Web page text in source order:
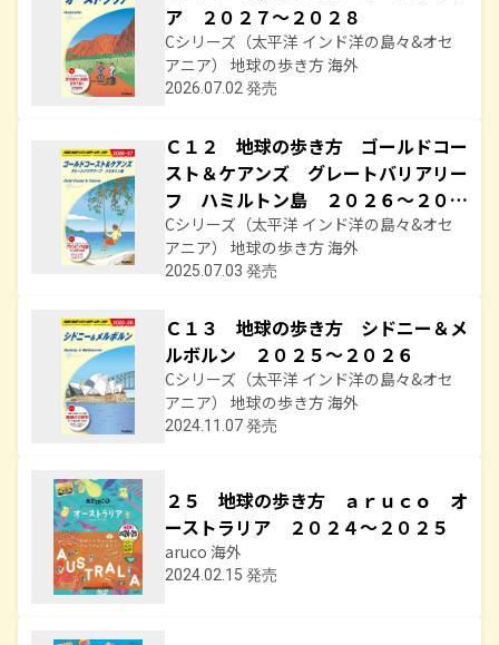
ア ２０２７～２０２８
Cシリーズ（太平洋 インド洋の島々&オセ
アニア） 地球の歩き方 海外
2026.07.02 発売
Ｃ１２ 地球の歩き方 ゴールドコー
スト＆ケアンズ グレートバリアリー
フ ハミルトン島 ２０２６～２０２
７
Cシリーズ（太平洋 インド洋の島々&オセ
アニア） 地球の歩き方 海外
2025.07.03 発売
Ｃ１３ 地球の歩き方 シドニー＆メ
ルボルン ２０２５～２０２６
Cシリーズ（太平洋 インド洋の島々&オセ
アニア） 地球の歩き方 海外
2024.11.07 発売
２５ 地球の歩き方 ａｒｕｃｏ オ
ーストラリア ２０２４～２０２５
aruco 海外
2024.02.15 発売